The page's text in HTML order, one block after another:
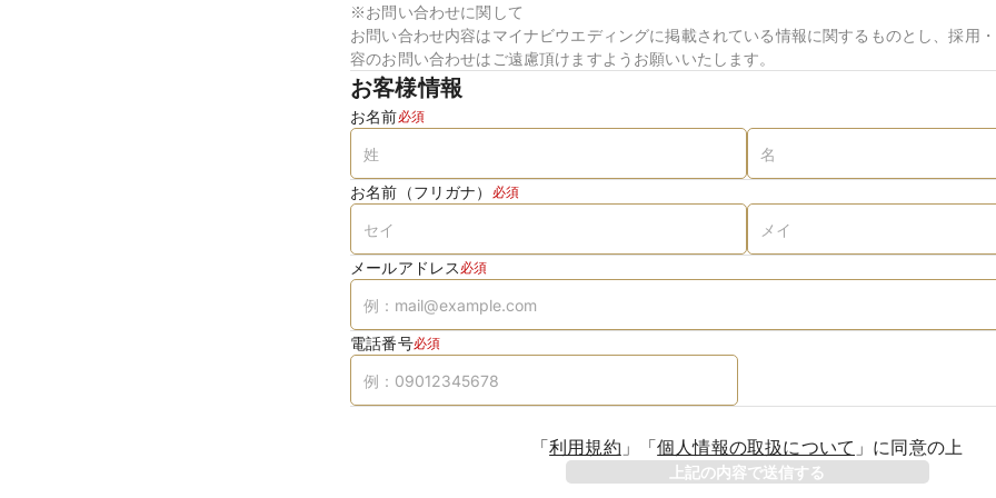
※お問い合わせに関して
お問い合わせ内容はマイナビウエディングに掲載されている情報に関するものとし、採用
容のお問い合わせはご遠慮頂けますようお願いいたします。
お客様情報
お名前必須
お名前（フリガナ） 必須
メールアドレス 必須
電話番号必須
「利用規約 」 「個人情報の取扱について 」 に同意の上
上記の内容で送信する